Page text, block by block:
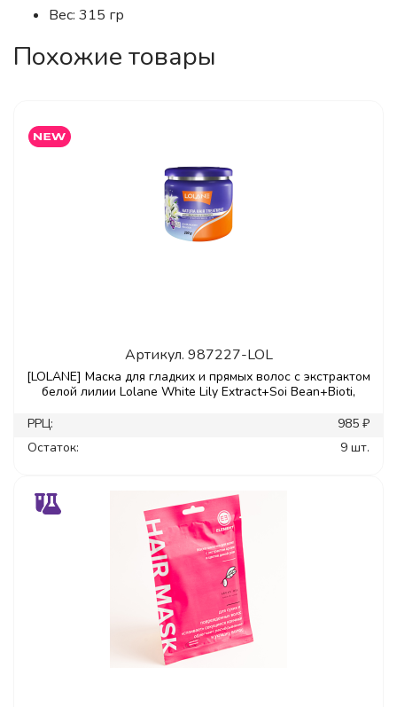
Вес: 315 гр
Похожие товары
Артикул. 987227-LOL
[LOLANE] Маска для гладких и прямых волос с экстрактом
белой лилии Lolane White Lily Extract+Soi Bean+Bioti,
РРЦ:
985 ₽
Остаток:
9 шт.